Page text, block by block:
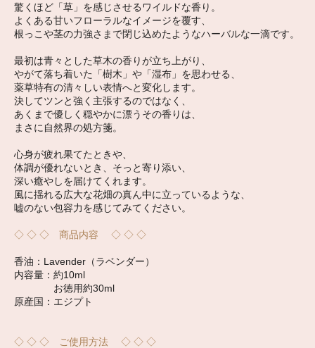
驚くほど「草」を感じさせるワイルドな香り。
よくある甘いフローラルなイメージを覆す、
根っこや茎の力強さまで閉じ込めたようなハーバルな一滴です。
最初は青々とした草木の香りが立ち上がり、
やがて落ち着いた「樹木」や「湿布」を思わせる、
薬草特有の清々しい表情へと変化します。
決してツンと強く主張するのではなく、
あくまで優しく穏やかに漂うその香りは、
まさに自然界の処方箋。
心身が疲れ果てたときや、
体調が優れないとき、そっと寄り添い、
深い癒やしを届けてくれます。
風に揺れる広大な花畑の真ん中に立っているような、
嘘のない包容力を感じてみてください。
◇ ◇ ◇ 商品内容 ◇ ◇ ◇
香油：Lavender（ラベンダー）
内容量：約10ml
お徳用約30ml
原産国：エジプト
◇ ◇ ◇ ご使用方法 ◇ ◇ ◇